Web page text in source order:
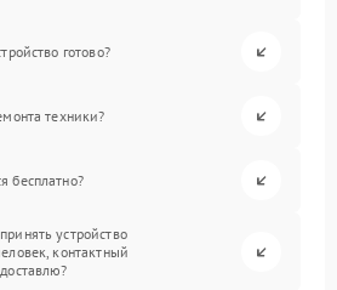
готово?
техники?
бесплатно?
устройство
контактный